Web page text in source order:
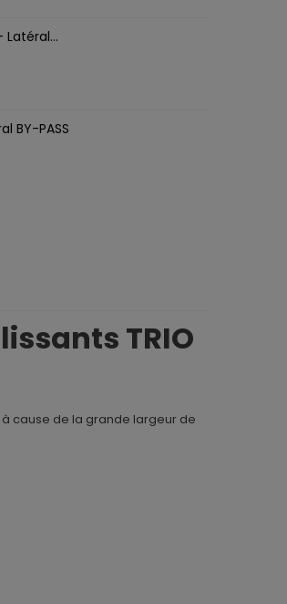
Latéral...
BY-PASS
TRIO
cause de la grande largeur de